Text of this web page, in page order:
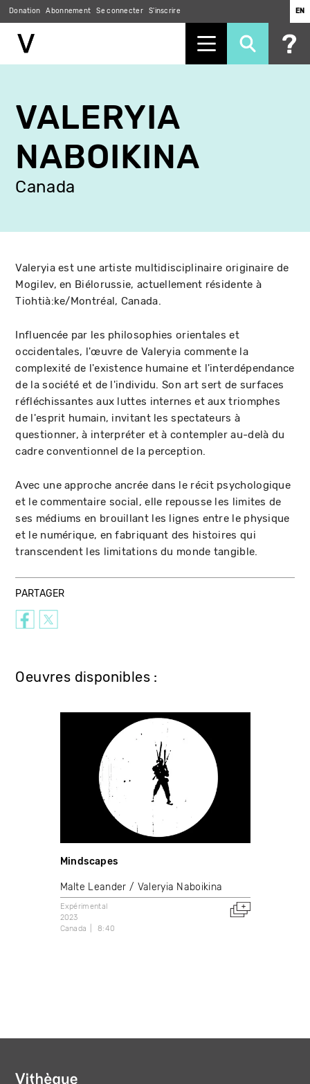
contenu
principal
Donation Abonnement Se connecter S'inscrire EN
VALERYIA
NABOIKINA
Canada
Valeryia est une artiste multidisciplinaire originaire de
Mogilev, en Biélorussie, actuellement résidente à
Tiohtià:ke/Montréal, Canada.
Influencée par les philosophies orientales et
occidentales, l'œuvre de Valeryia commente la
complexité de l'existence humaine et l'interdépendance
de la société et de l'individu. Son art sert de surfaces
réfléchissantes aux luttes internes et aux triomphes
de l'esprit humain, invitant les spectateurs à
questionner, à interpréter et à contempler au-delà du
cadre conventionnel de la perception.
Avec une approche ancrée dans le récit psychologique
et le commentaire social, elle repousse les limites de
ses médiums en brouillant les lignes entre le physique
et le numérique, en fabriquant des histoires qui
transcendent les limitations du monde tangible.
PARTAGER
Oeuvres disponibles :
Mindscapes
Malte Leander Valeryia Naboikina
Expérimental
2023
Canada
8:40